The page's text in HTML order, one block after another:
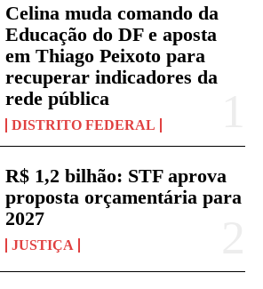
Celina muda comando da
Educação do DF e aposta
em Thiago Peixoto para
recuperar indicadores da
rede pública
DISTRITO FEDERAL
R$ 1,2 bilhão: STF aprova
proposta orçamentária para
2027
JUSTIÇA